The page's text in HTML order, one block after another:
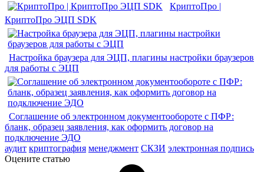
КриптоПро |
КриптоПро ЭЦП SDK
Настройка браузера для ЭЦП, плагины настройки браузеров
для работы с ЭЦП
Соглашение об электронном документообороте с ПФР:
бланк, образец заявления, как оформить договор на
подключение ЭДО
аудит криптография менеджмент СКЗИ электронная подпись
Оцените статью